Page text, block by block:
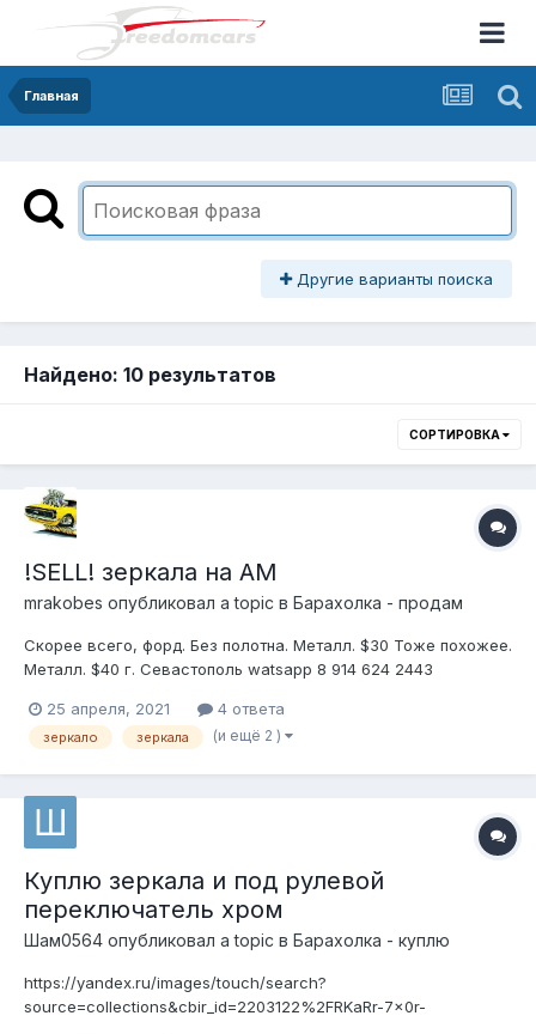
Главная
Другие варианты поиска
Найдено: 10 результатов
СОРТИРОВКА
!SELL! зеркала на АМ
mrakobes опубликовал a topic в Барахолка - продам
Скорее всего, форд. Без полотна. Металл. $30 Тоже похожее.
Металл. $40 г. Севастополь watsapp 8 914 624 2443
25 апреля, 2021 4 ответа
зеркало зеркала (и ещё 2 )
Куплю зеркала и под рулевой
переключатель хром
Шам0564 опубликовал a topic в Барахолка - куплю
https://yandex.ru/images/touch/search?
source=collections&cbir_id=2203122%2FRKaRr-7x0r-